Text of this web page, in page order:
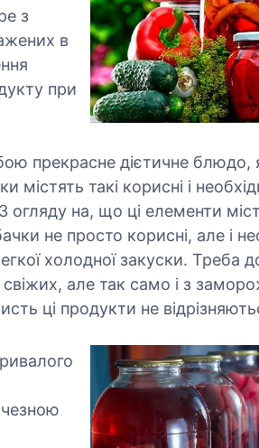
з
в
при
прекрасне дієтичне блюдо,
такі корисні і
огляду на, що ці елементи
не просто корисні, але і
холодної закуски. Треба
свіжих, але так само і з
ці продукти не